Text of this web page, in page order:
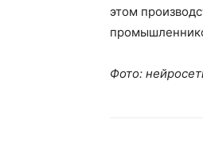
этом
Фото: